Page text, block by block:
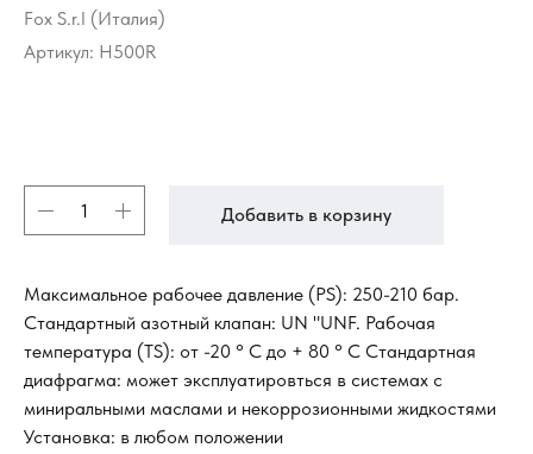
Fox S.r.l (Италия)
Артикул: H500R
Добавить в корзину
Максимальное рабочее давление (PS): 250-210 бар.
Стандартный азотный клапан: UN "UNF. Рабочая
температура (TS): от -20 ° C до + 80 ° C Стандартная
диафрагма: может эксплуатировться в системах с
миниральными маслами и некоррозионными жидкостями
Установка: в любом положении